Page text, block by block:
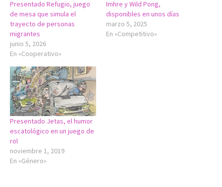
Presentado Refugio, juego
de mesa que simula el
trayecto de personas
migrantes
junio 5, 2026
En «Cooperativo»
Imhre y Wild Pong,
disponibles en unos días
marzo 5, 2025
En «Competitivo»
Presentado Jetas, el humor
escatológico en un juego de
rol
noviembre 1, 2019
En «Género»